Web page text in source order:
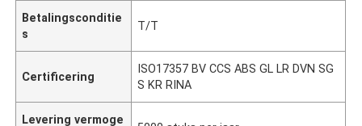
Betalingsconditie
s
T/T
Certificering
ISO17357 BV CCS ABS GL LR DVN SG
S KR RINA
Levering vermoge